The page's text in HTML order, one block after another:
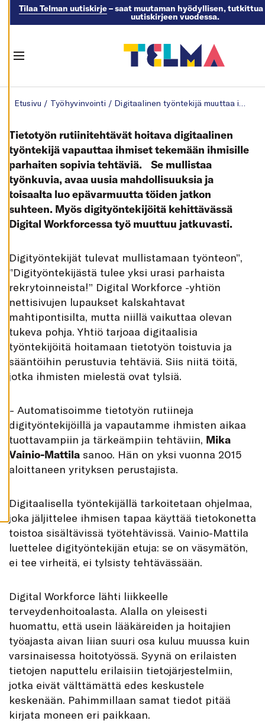
E
E
S
E
T
U
K
I
K
I
L
Ä
K
I
K
H
V
K
S
Y
K
K
I
E
Ä
T
Tilaa Telman uutiskirje– saat muutaman hyödyllisen,
uutiskirjeen vuodessa.
Etusivu / Työhyvinvointi /
Tietotyön rutiinitehtävät hoitava digitaalinen
työntekijä vapauttaa ihmiset tekemään ihmisille
parhaiten sopivia tehtäviä. Se mullistaa
työnkuvia, avaa uusia mahdollisuuksia ja
toisaalta luo epävarmuutta töiden jatkon
suhteen. Myös digityöntekijöitä kehittävässä
Digital Workforcessa työ muuttuu jatkuvasti.
Digityöntekijät tulevat mullistamaan työnteon”,
”Digityöntekijästä tulee yksi urasi parhaista
rekrytoinneista!” Digital Workforce -yhtiön
nettisivujen lupaukset kalskahtavat
mahtipontisilta, mutta niillä vaikuttaa olevan
tukeva pohja. Yhtiö tarjoaa digitaalisia
työntekijöitä hoitamaan tietotyön toistuvia ja
sääntöihin perustuvia tehtäviä. Siis niitä töitä,
jotka ihmisten mielestä ovat tylsiä.
– Automatisoimme tietotyön rutiineja
digityöntekijöillä ja vapautamme ihmisten aikaa
tuottavampiin ja tärkeämpiin tehtäviin, Mika
Vainio-Mattila sanoo. Hän on yksi vuonna 2015
aloittaneen yrityksen perustajista.
Digitaalisella työntekijällä tarkoitetaan ohjelmaa,
joka jäljittelee ihmisen tapaa käyttää tietokonetta
toistoa sisältävissä työtehtävissä. Vainio-Mattila
luettelee digityöntekijän etuja: se on väsymätön,
ei tee virheitä, ei tylsisty tehtävässään.
Digital Workforce lähti liikkeelle
terveydenhoitoalasta. Alalla on yleisesti
huomattu, että usein lääkäreiden ja hoitajien
työajasta aivan liian suuri osa kuluu muussa kuin
varsinaisessa hoitotyössä. Syynä on erilaisten
tietojen naputtelu erilaisiin tietojärjestelmiin,
jotka eivät välttämättä edes keskustele
keskenään. Pahimmillaan samat tiedot pitää
kirjata moneen eri paikkaan.